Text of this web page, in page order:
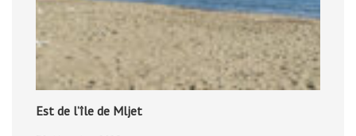
Est de l’île de Mljet